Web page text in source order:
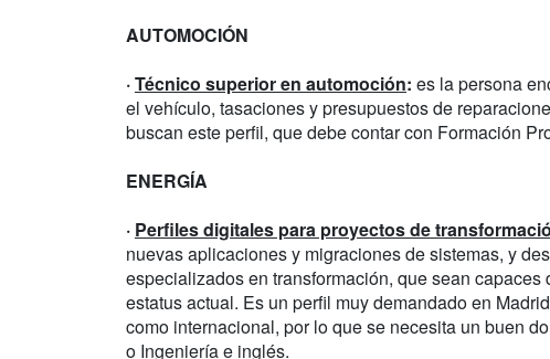
AUTOMOCIÓN
·Técnico superior en automoción: es la persona
el vehículo, tasaciones y presupuestos de
buscan este perfil, que debe contar con Formación
ENERGÍA
· Perfiles digitales para proyectos de
nuevas aplicaciones y migraciones de sistemas, y
especializados en transformación, que sean
estatus actual. Es un perfil muy demandado en
como internacional, por lo que se necesita un buen
o Ingeniería e inglés.